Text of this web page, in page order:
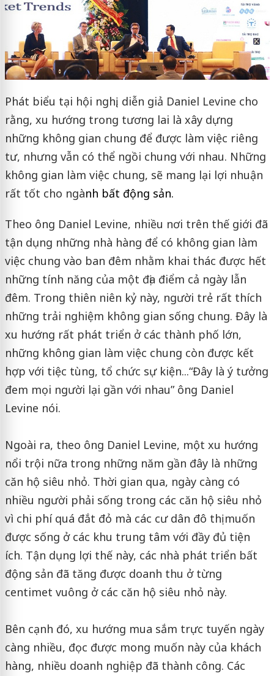
Phát biểu tại hội nghị, diễn giả Daniel Levine cho
rằng, xu hướng trong tương lai là xây dựng
những không gian chung để được làm việc riêng
tư, nhưng vẫn có thể ngồi chung với nhau. Những
không gian làm việc chung, sẽ mang lại lợi nhuận
rất tốt cho ngành bất động sản.
Theo ông Daniel Levine, nhiều nơi trên thế giới đã
tận dụng những nhà hàng để có không gian làm
việc chung vào ban đêm nhằm khai thác được hết
những tính năng của một địa điểm cả ngày lẫn
đêm. Trong thiên niên kỷ này, người trẻ rất thích
những trải nghiệm không gian sống chung. Đây là
xu hướng rất phát triển ở các thành phố lớn,
những không gian làm việc chung còn được kết
hợp với tiệc tùng, tổ chức sự kiện...“Đây là ý tưởng
đem mọi người lại gần với nhau” ông Daniel
Levine nói.
Ngoài ra, theo ông Daniel Levine, một xu hướng
nổi trội nữa trong những năm gần đây là những
căn hộ siêu nhỏ. Thời gian qua, ngày càng có
nhiều người phải sống trong các căn hộ siêu nhỏ
vì chi phí quá đắt đỏ mà các cư dân đô thị muốn
được sống ở các khu trung tâm với đầy đủ tiện
ích. Tận dụng lợi thế này, các nhà phát triển bất
động sản đã tăng được doanh thu ở từng
centimet vuông ở các căn hộ siêu nhỏ này.
Bên cạnh đó, xu hướng mua sắm trực tuyến ngày
càng nhiều, đọc được mong muốn này của khách
hàng, nhiều doanh nghiệp đã thành công. Các